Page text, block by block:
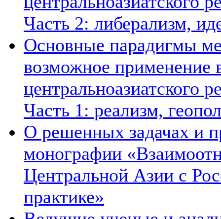
Часть 2: либерализм,
Основные парадигмы
возможное применение
центральноазиатского
Часть 1: реализм,
О решенных задачах и
монографии
Центральной Азии с
практике»